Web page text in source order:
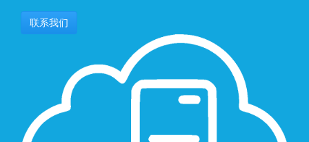
联系我们